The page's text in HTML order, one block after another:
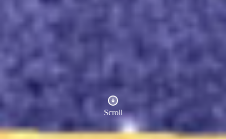
Scroll